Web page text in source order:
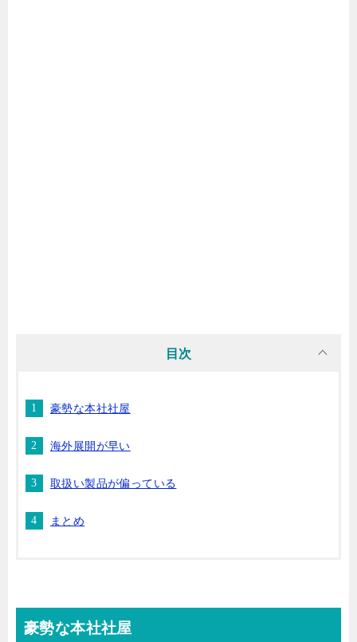
目次
豪勢な本社社屋
海外展開が早い
取扱い製品が偏っている
まとめ
豪勢な本社社屋